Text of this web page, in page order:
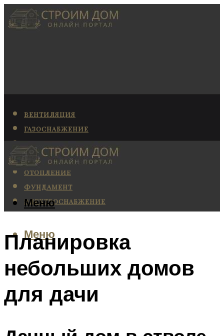
ВЕНТИЛЯЦИЯ
ГАЗОСНАБЖЕНИЕ
КАНАЛИЗАЦИЯ
КОНДИЦИОНИРОВАНИЕ
ОТОПЛЕНИЕ
ФУНДАМЕНТ
ЭЛЕКТРОСНАБЖЕНИЕ
Меню
Меню
Планировка
небольших домов
для дачи